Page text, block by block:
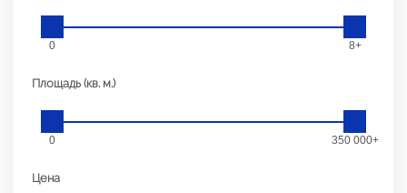
0 8+
Площадь (кв. м.)
0 350 000+
Цена